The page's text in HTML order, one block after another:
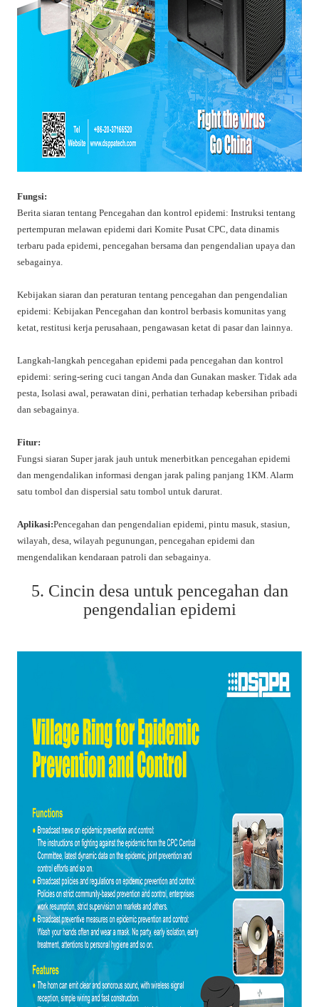
Fungsi:
Berita siaran tentang Pencegahan dan kontrol epidemi: Instruksi tentang
pertempuran melawan epidemi dari Komite Pusat CPC, data dinamis
terbaru pada epidemi, pencegahan bersama dan pengendalian upaya dan
sebagainya.
Kebijakan siaran dan peraturan tentang pencegahan dan pengendalian
epidemi: Kebijakan Pencegahan dan kontrol berbasis komunitas yang
ketat, restitusi kerja perusahaan, pengawasan ketat di pasar dan lainnya.
Langkah-langkah pencegahan epidemi pada pencegahan dan kontrol
epidemi: sering-sering cuci tangan Anda dan Gunakan masker. Tidak ada
pesta, Isolasi awal, perawatan dini, perhatian terhadap kebersihan pribadi
dan sebagainya.
Fitur:
Fungsi siaran Super jarak jauh untuk menerbitkan pencegahan epidemi
dan mengendalikan informasi dengan jarak paling panjang 1KM. Alarm
satu tombol dan dispersial satu tombol untuk darurat.
Aplikasi:Pencegahan dan pengendalian epidemi, pintu masuk, stasiun,
wilayah, desa, wilayah pegunungan, pencegahan epidemi dan
mengendalikan kendaraan patroli dan sebagainya.
5. Cincin desa untuk pencegahan dan
pengendalian epidemi